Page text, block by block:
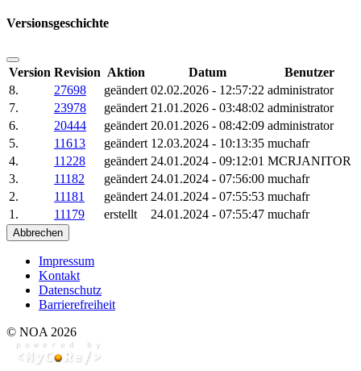
Versionsgeschichte
Version Revision Aktion Datum
Benutzer
8.
27698 geändert 02.02.2026 - 12:57:22 administrator
7.
23978 geändert 21.01.2026 - 03:48:02 administrator
6.
20444 geändert 20.01.2026 - 08:42:09 administrator
5.
11613 geändert 12.03.2024 - 10:13:35 muchafr
4.
11228 geändert 24.01.2024 - 09:12:01 MCRJANITOR
3.
11182 geändert 24.01.2024 - 07:56:00 muchafr
2.
11181 geändert 24.01.2024 - 07:55:53 muchafr
1.
11179 erstellt 24.01.2024 - 07:55:47 muchafr
Abbrechen
Impressum
Kontakt
Datenschutz
Barrierefreiheit
© NOA 2026